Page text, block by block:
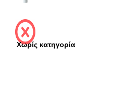
Χωρίς κατηγορία